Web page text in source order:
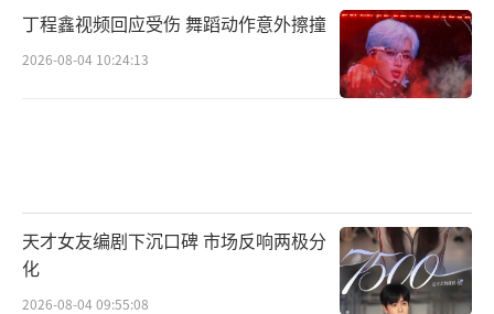
丁程鑫视频回应受伤 舞蹈动作意外擦撞
2026-08-04 10:24:13
天才女友编剧下沉口碑 市场反响两极分
化
2026-08-04 09:55:08